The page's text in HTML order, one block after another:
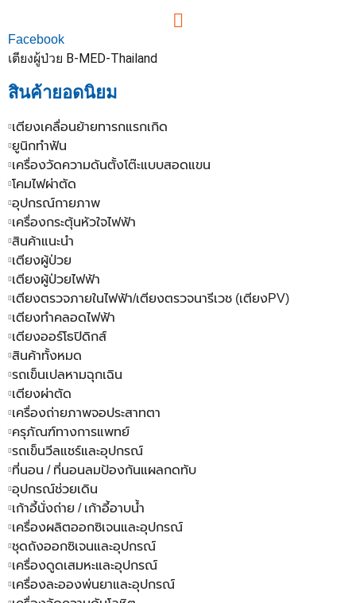
Facebook
เตียงผู้ป่วย B-MED-Thailand
สินค้ายอดนิยม
เตียงเคลื่อนย้ายทารกแรกเกิด
ยูนิกทำฟัน
เครื่องวัดความดันตั้งโต๊ะแบบสอดแขน
โคมไฟผ่าตัด
อุปกรณ์กายภาพ
เครื่องกระตุ้นหัวใจไฟฟ้า
สินค้าแนะนำ
เตียงผู้ป่วย
เตียงผู้ป่วยไฟฟ้า
เตียงตรวจภายในไฟฟ้า/เตียงตรวจนารีเวช (เตียงPV)
เตียงทำคลอดไฟฟ้า
เตียงออร์โธปิดิกส์
สินค้าทั้งหมด
รถเข็นเปลหามฉุกเฉิน
เตียงผ่าตัด
เครื่องถ่ายภาพจอประสาทตา
ครุภัณฑ์ทางการแพทย์
รถเข็นวีลแชร์และอุปกรณ์
ที่นอน / ที่นอนลมป้องกันแผลกดทับ
อุปกรณ์ช่วยเดิน
เก้าอี้นั่งถ่าย / เก้าอี้อาบน้ำ
เครื่องผลิตออกซิเจนและอุปกรณ์
ชุดถังออกซิเจนและอุปกรณ์
เครื่องดูดเสมหะและอุปกรณ์
เครื่องละอองพ่นยาและอุปกรณ์